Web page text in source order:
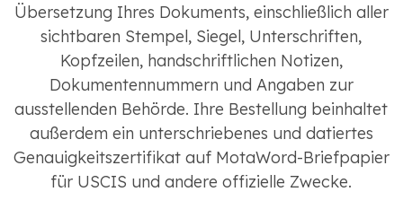
Übersetzung Ihres Dokuments, einschließlich aller
sichtbaren Stempel, Siegel, Unterschriften,
Kopfzeilen, handschriftlichen Notizen,
Dokumentennummern und Angaben zur
ausstellenden Behörde. Ihre Bestellung beinhaltet
außerdem ein unterschriebenes und datiertes
Genauigkeitszertifikat auf MotaWord-Briefpapier
für USCIS und andere offizielle Zwecke.